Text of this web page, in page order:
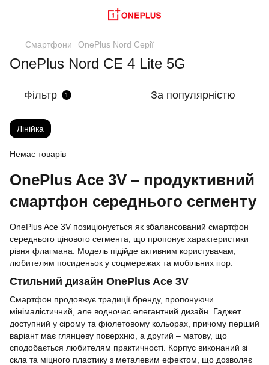
Смартфони OnePlus Nord Серії
OnePlus Nord CE 4 Lite 5G
Фільтр 1 За популярністю
Лінійка
Немає товарів
OnePlus Ace 3V – продуктивний
смартфон середнього сегменту
OnePlus Ace 3V позиціонується як збалансований смартфон
середнього цінового сегмента, що пропонує характеристики
рівня флагмана. Модель підійде активним користувачам,
любителям посиденьок у соцмережах та мобільних ігор.
Стильний дизайн OnePlus Ace 3V
Смартфон продовжує традиції бренду, пропонуючи
мінімалістичний, але водночас елегантний дизайн. Гаджет
доступний у сірому та фіолетовому кольорах, причому перший
варіант має глянцеву поверхню, а другий – матову, що
сподобається любителям практичності. Корпус виконаний зі
скла та міцного пластику з металевим ефектом, що дозволяє